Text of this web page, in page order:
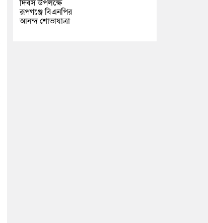
দিবস উপলক্ষে
রূপগঞ্জে বিএনপির
আনন্দ শোভাযাত্রা